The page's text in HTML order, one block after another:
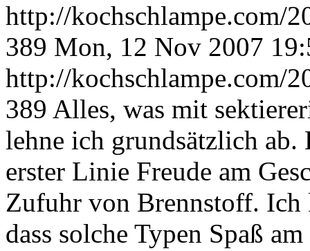
http://kochschlampe.com/
389 Mon, 12 Nov 2007
http://kochschlampe.com/
389 Alles, was mit
lehne ich grundsätzlich
erster Linie Freude am
Zufuhr von Brennstoff.
dass solche Typen Spaß